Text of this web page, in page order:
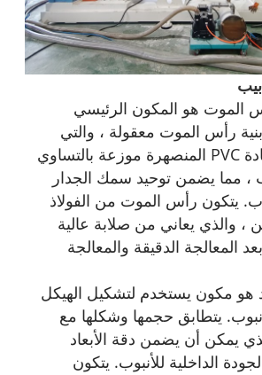
هو المكون الرئيسي
رأس الموت معقولة ، والتي
يمكن أن تجعل مادة PVC المنصهرة موزعة بالتساوي
، مما يضمن توحيد سمك الجدار
يتكون رأس الموت من الفولاذ
، والذي يعاني من صلابة عالية
المعالجة الدقيقة والمعالجة
هو مكون يستخدم لتشكيل الهيكل
يتطابق حجمها وشكلها مع
يمكن أن يضمن دقة الأبعاد
الداخلية للأنبوب. يتكون